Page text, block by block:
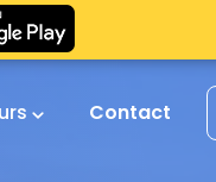
Contact